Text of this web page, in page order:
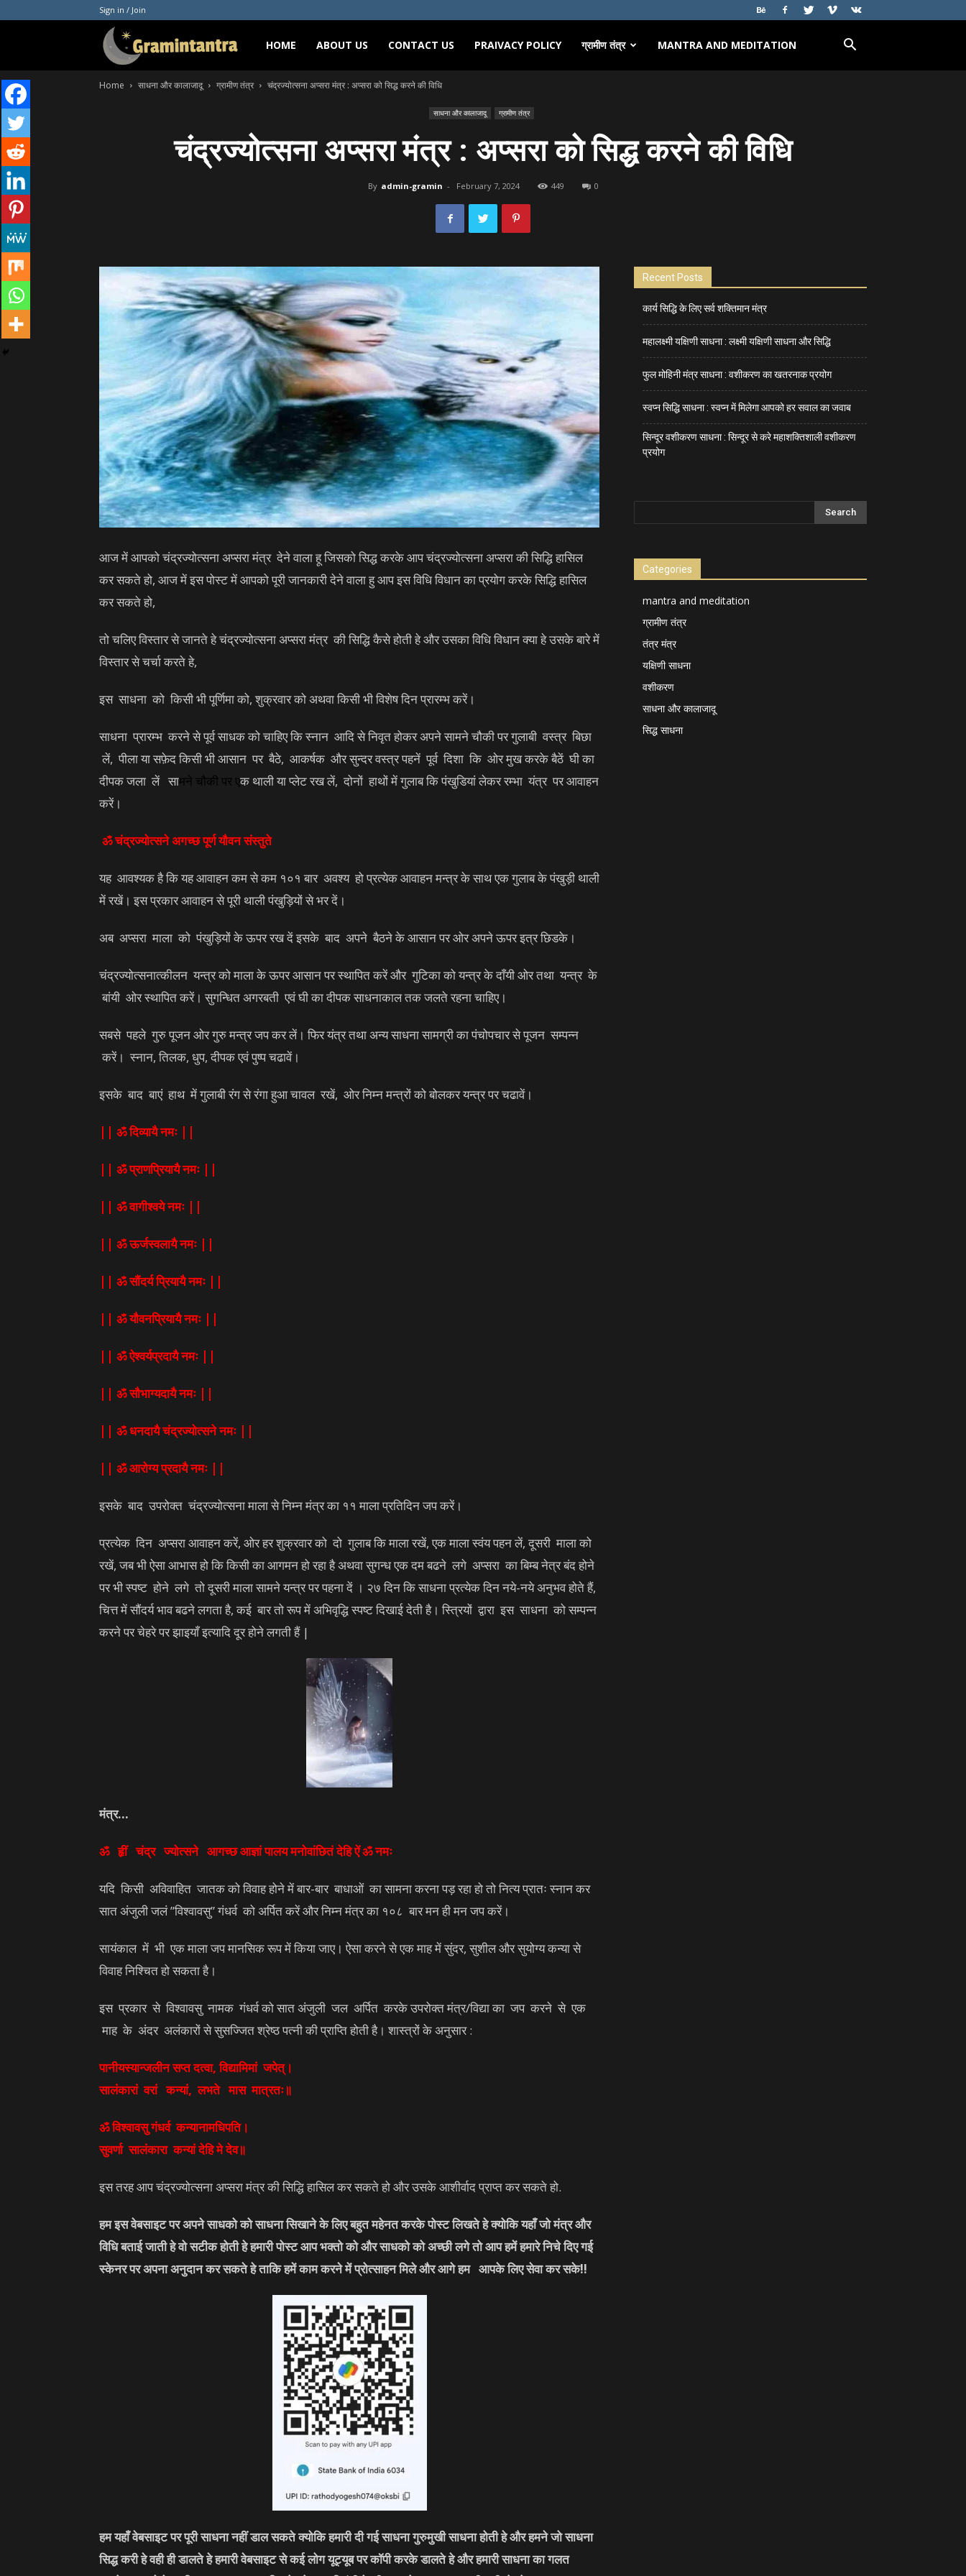
Sign in / Join
Gramintantra
HOME ABOUT US CONTACT US PRAIVACY POLICY ग्रामीण तंत्र MANTRA AND MEDITATION
Home साधना और कालाजादू ग्रामीण तंत्र चंद्रज्योत्सना अप्सरा मंत्र : अप्सरा को सिद्ध करने की विधि
साधना और कालाजादू ग्रामीण तंत्र
चंद्रज्योत्सना अप्सरा मंत्र : अप्सरा को सिद्ध करने की विधि
By admin-gramin - February 7, 2024 449 0
आज में आपको चंद्रज्योत्सना अप्सरा मंत्र देने वाला हू जिसको सिद्ध करके आप चंद्रज्योत्सना अप्सरा की सिद्धि हासिल
कर सकते हो, आज में इस पोस्ट में आपको पूरी जानकारी देने वाला हु आप इस विधि विधान का प्रयोग करके सिद्धि हासिल
कर सकते हो,
तो चलिए विस्तार से जानते हे चंद्रज्योत्सना अप्सरा मंत्र की सिद्धि कैसे होती हे और उसका विधि विधान क्या हे उसके बारे में
विस्तार से चर्चा करते हे,
इस साधना को किसी भी पूर्णिमा को, शुक्रवार को अथवा किसी भी विशेष दिन प्रारम्भ करें।
साधना प्रारम्भ करने से पूर्व साधक को चाहिए कि स्नान आदि से निवृत होकर अपने सामने चौकी पर गुलाबी वस्त्र बिछा
लें, पीला या सफ़ेद किसी भी आसान पर बैठे, आकर्षक और सुन्दर वस्त्र पहनें पूर्व दिशा कि ओर मुख करके बैठें घी का
दीपक जला लें सामने चौकी पर एक थाली या प्लेट रख लें, दोनों हाथों में गुलाब कि पंखुडियां लेकर रम्भा यंत्र पर आवाहन
करें।
ॐ चंद्रज्योत्सने अगच्छ पूर्ण यौवन संस्तुते
यह आवश्यक है कि यह आवाहन कम से कम १०१ बार अवश्य हो प्रत्येक आवाहन मन्त्र के साथ एक गुलाब के पंखुड़ी थाली
में रखें। इस प्रकार आवाहन से पूरी थाली पंखुड़ियों से भर दें।
अब अप्सरा माला को पंखुड़ियों के ऊपर रख दें इसके बाद अपने बैठने के आसान पर ओर अपने ऊपर इत्र छिडके।
चंद्रज्योत्सनात्कीलन यन्त्र को माला के ऊपर आसान पर स्थापित करें और गुटिका को यन्त्र के दाँयी ओर तथा यन्त्र के
बांयी ओर स्थापित करें। सुगन्धित अगरबती एवं घी का दीपक साधनाकाल तक जलते रहना चाहिए।
सबसे पहले गुरु पूजन ओर गुरु मन्त्र जप कर लें। फिर यंत्र तथा अन्य साधना सामग्री का पंचोपचार से पूजन सम्पन्न
करें। स्नान, तिलक, धुप, दीपक एवं पुष्प चढावें।
इसके बाद बाएं हाथ में गुलाबी रंग से रंगा हुआ चावल रखें, ओर निम्न मन्त्रों को बोलकर यन्त्र पर चढावें।
|| ॐ दिव्यायै नमः ||
|| ॐ प्राणप्रियायै नमः ||
|| ॐ वागीश्वये नमः ||
|| ॐ ऊर्जस्वलायै नमः ||
|| ॐ सौंदर्य प्रियायै नमः ||
|| ॐ यौवनप्रियायै नमः ||
|| ॐ ऐश्वर्यप्रदायै नमः ||
|| ॐ सौभाग्यदायै नमः ||
|| ॐ धनदायै चंद्रज्योत्सने नमः ||
|| ॐ आरोग्य प्रदायै नमः ||
इसके बाद उपरोक्त चंद्रज्योत्सना माला से निम्न मंत्र का ११ माला प्रतिदिन जप करें।
प्रत्येक दिन अप्सरा आवाहन करें, ओर हर शुक्रवार को दो गुलाब कि माला रखें, एक माला स्वंय पहन लें, दूसरी माला को
रखें, जब भी ऐसा आभास हो कि किसी का आगमन हो रहा है अथवा सुगन्ध एक दम बढने लगे अप्सरा का बिम्ब नेत्र बंद होने
पर भी स्पष्ट होने लगे तो दूसरी माला सामने यन्त्र पर पहना दें । २७ दिन कि साधना प्रत्येक दिन नये-नये अनुभव होते हैं,
चित्त में सौंदर्य भाव बढने लगता है, कई बार तो रूप में अभिवृद्धि स्पष्ट दिखाई देती है। स्त्रियों द्वारा इस साधना को सम्पन्न
करने पर चेहरे पर झाइयाँ इत्यादि दूर होने लगती हैं |
मंत्र…
ॐ हृीं चंद्र ज्योत्सने आगच्छ आज्ञां पालय मनोवांछितं देहि ऐं ॐ नमः
यदि किसी अविवाहित जातक को विवाह होने में बार-बार बाधाओं का सामना करना पड़ रहा हो तो नित्य प्रातः स्नान कर
सात अंजुली जलं ”विश्वावसु” गंधर्व को अर्पित करें और निम्न मंत्र का १०८ बार मन ही मन जप करें।
सायंकाल में भी एक माला जप मानसिक रूप में किया जाए। ऐसा करने से एक माह में सुंदर, सुशील और सुयोग्य कन्या से
विवाह निश्चित हो सकता है।
इस प्रकार से विश्वावसु नामक गंधर्व को सात अंजुली जल अर्पित करके उपरोक्त मंत्र/विद्या का जप करने से एक
माह के अंदर अलंकारों से सुसज्जित श्रेष्ठ पत्नी की प्राप्ति होती है। शास्त्रों के अनुसार :
पानीयस्यान्जलीन सप्त दत्वा, विद्यामिमां जपेत्।
सालंकारां वरां कन्यां, लभते मास मात्रतः॥
ॐ विश्वावसु गंधर्व कन्यानामधिपति।
सुवर्णा सालंकारा कन्यां देहि मे देव॥
इस तरह आप चंद्रज्योत्सना अप्सरा मंत्र की सिद्धि हासिल कर सकते हो और उसके आशीर्वाद प्राप्त कर सकते हो.
हम इस वेबसाइट पर अपने साधको को साधना सिखाने के लिए बहुत महेनत करके पोस्ट लिखते हे क्योकि यहाँ जो मंत्र और
विधि बताई जाती हे वो सटीक होती हे हमारी पोस्ट आप भक्तो को और साधको को अच्छी लगे तो आप हमें हमारे निचे दिए गई
स्केनर पर अपना अनुदान कर सकते हे ताकि हमें काम करने में प्रोत्साहन मिले और आगे हम आपके लिए सेवा कर सके!!
हम यहाँ वेबसाइट पर पूरी साधना नहीं डाल सकते क्योकि हमारी दी गई साधना गुरुमुखी साधना होती हे और हमने जो साधना
सिद्ध करी हे वही ही डालते हे हमारी वेबसाइट से कई लोग यूट्यूब पर कॉपी करके डालते हे और हमारी साधना का गलत
Recent Posts
कार्य सिद्धि के लिए सर्व शक्तिमान मंत्र
महालक्ष्मी यक्षिणी साधना : लक्ष्मी यक्षिणी साधना और सिद्धि
फुल मोहिनी मंत्र साधना : वशीकरण का खतरनाक प्रयोग
स्वप्न सिद्धि साधना : स्वप्न में मिलेगा आपको हर सवाल का जवाब
सिन्दूर वशीकरण साधना : सिन्दूर से करे महाशक्तिशाली वशीकरण
प्रयोग
Categories
mantra and meditation
ग्रामीण तंत्र
तंत्र मंत्र
यक्षिणी साधना
वशीकरण
साधना और कालाजादू
सिद्ध साधना